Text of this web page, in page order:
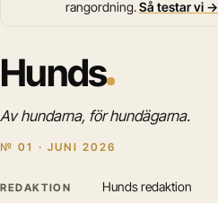
rangordning.Så testar vi →
Hunds
Av hundarna, för hundägarna.
№ 01 · JUNI 2026
REDAKTION Hunds redaktion